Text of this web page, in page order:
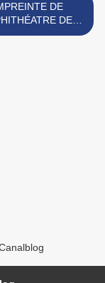
DE
DE
DANS LE PLAN